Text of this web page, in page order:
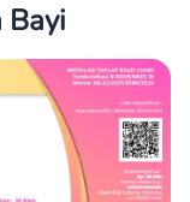
Bayi